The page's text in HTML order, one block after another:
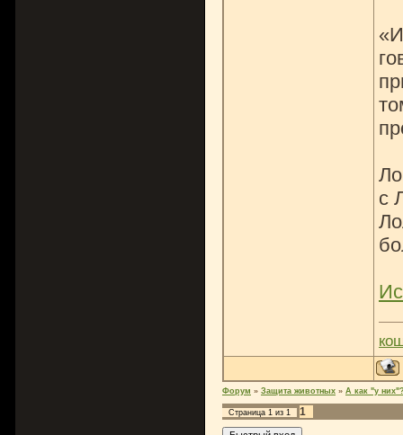
с
Форум » Защита животных » А как "у
Страница 1 из 1 1